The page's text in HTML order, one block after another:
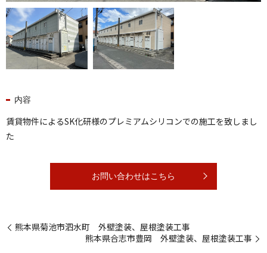
内容
賃貸物件によるSK化研様のプレミアムシリコンでの施工を致しまし
た
お問い合わせはこちら
熊本県菊池市泗水町 外壁塗装、屋根塗装工事
熊本県合志市豊岡 外壁塗装、屋根塗装工事